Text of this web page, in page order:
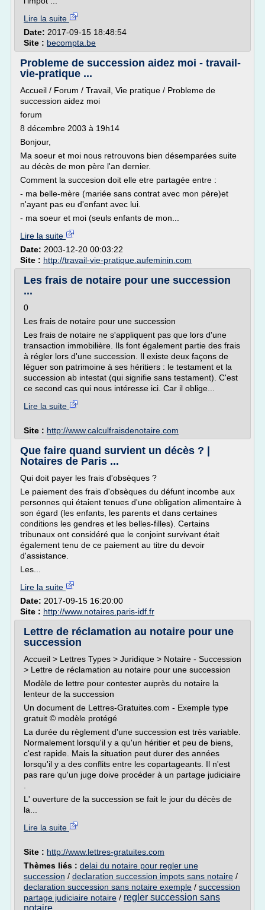
Lire la suite
Date: 2017-09-15 18:48:54
Site : becompta.be
Probleme de succession aidez moi - travail-
vie-pratique ...
Accueil / Forum / Travail, Vie pratique / Probleme de
succession aidez moi
forum
8 décembre 2003 à 19h14
Bonjour,
Ma soeur et moi nous retrouvons bien désemparées suite
au décès de mon père l'an dernier.
Comment la succesion doit elle etre partagée entre :
- ma belle-mère (mariée sans contrat avec mon père)et
n'ayant pas eu d'enfant avec lui.
- ma soeur et moi (seuls enfants de mon...
Lire la suite
Date: 2003-12-20 00:03:22
Site : http://travail-vie-pratique.aufeminin.com
Les frais de notaire pour une succession
...
0
Les frais de notaire pour une succession
Les frais de notaire ne s'appliquent pas que lors d'une
transaction immobilière. Ils font également partie des frais
à régler lors d'une succession. Il existe deux façons de
léguer son patrimoine à ses héritiers : le testament et la
succession ab intestat (qui signifie sans testament). C'est
ce second cas qui nous intéresse ici. Car il oblige...
Lire la suite
Site : http://www.calculfraisdenotaire.com
Que faire quand survient un décès ? |
Notaires de Paris ...
Qui doit payer les frais d'obsèques ?
Le paiement des frais d'obsèques du défunt incombe aux
personnes qui étaient tenues d'une obligation alimentaire à
son égard (les enfants, les parents et dans certaines
conditions les gendres et les belles-filles). Certains
tribunaux ont considéré que le conjoint survivant était
également tenu de ce paiement au titre du devoir
d'assistance.
Les...
Lire la suite
Date: 2017-09-15 16:20:00
Site : http://www.notaires.paris-idf.fr
Lettre de réclamation au notaire pour une
succession
Accueil > Lettres Types > Juridique > Notaire - Succession
> Lettre de réclamation au notaire pour une succession
Modèle de lettre pour contester auprès du notaire la
lenteur de la succession
Un document de Lettres-Gratuites.com - Exemple type
gratuit © modèle protégé
La durée du règlement d'une succession est très variable.
Normalement lorsqu'il y a qu'un héritier et peu de biens,
c'est rapide. Mais la situation peut durer des années
lorsqu'il y a des conflits entre les copartageants. Il n'est
pas rare qu'un juge doive procéder à un partage judiciaire
L' ouverture de la succession se fait le jour du décès de
la...
Lire la suite
Site : http://www.lettres-gratuites.com
Thèmes liés : delai du notaire pour regler une
succession / declaration succession impots sans notaire /
declaration succession sans notaire exemple / succession
partage judiciaire notaire / regler succession sans
notaire